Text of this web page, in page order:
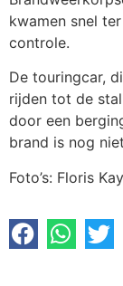
kwamen snel
controle.
De touringcar,
rijden tot de
door een
brand is nog
Foto’s: Floris